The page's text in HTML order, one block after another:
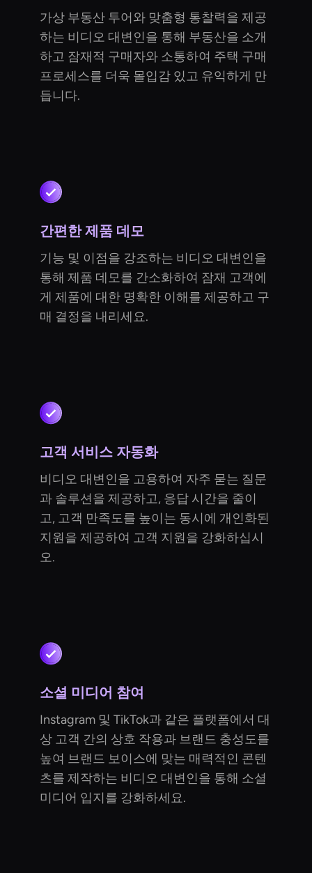
가상 부동산 투어와 맞춤형 통찰력을 제공
하는 비디오 대변인을 통해 부동산을 소개
하고 잠재적 구매자와 소통하여 주택 구매
프로세스를 더욱 몰입감 있고 유익하게 만
듭니다.
간편한 제품 데모
기능 및 이점을 강조하는 비디오 대변인을
통해 제품 데모를 간소화하여 잠재 고객에
게 제품에 대한 명확한 이해를 제공하고 구
매 결정을 내리세요.
고객 서비스 자동화
비디오 대변인을 고용하여 자주 묻는 질문
과 솔루션을 제공하고, 응답 시간을 줄이
고, 고객 만족도를 높이는 동시에 개인화된
지원을 제공하여 고객 지원을 강화하십시
오.
소셜 미디어 참여
Instagram 및 TikTok과 같은 플랫폼에서 대
상 고객 간의 상호 작용과 브랜드 충성도를
높여 브랜드 보이스에 맞는 매력적인 콘텐
츠를 제작하는 비디오 대변인을 통해 소셜
미디어 입지를 강화하세요.